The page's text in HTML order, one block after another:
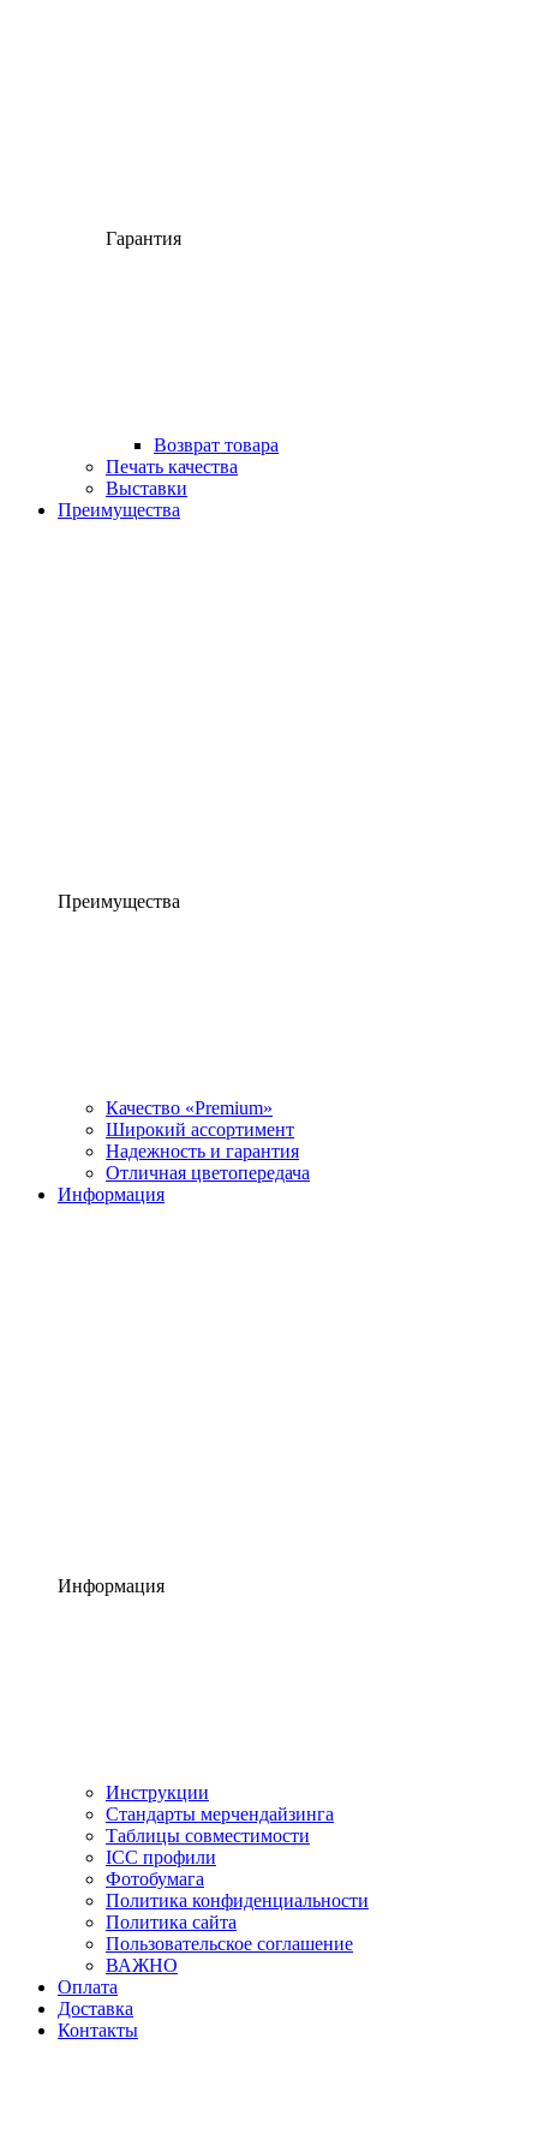
Гарантия
Возврат товара
Печать качества
Выставки
Преимущества
Преимущества
Качество «Premium»
Широкий ассортимент
Надежность и гарантия
Отличная цветопередача
Информация
Информация
Инструкции
Стандарты мерчендайзинга
Таблицы совместимости
ICC профили
Фотобумага
Политика конфиденциальности
Политика сайта
Пользовательское соглашение
ВАЖНО
Оплата
Доставка
Контакты